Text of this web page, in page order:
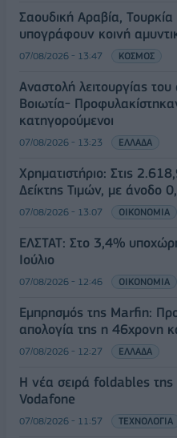
Σαουδική Αραβία, Τουρκία
υπογράφουν κοινή
07/08/2026 - 13:47 ΚΟΣΜΟΣ
Αναστολή λειτουργίας
Βοιωτία-
κατηγορούμενοι
07/08/2026 - 13:23 ΕΛΛΑΔΑ
Χρηματιστήριο: Στις
Δείκτης Τιμών, με άνοδο
07/08/2026 - 13:07 ΟΙΚΟΝΟΜΙΑ
ΕΛΣΤΑΤ: Στο 3,4%
Ιούλιο
07/08/2026 - 12:46 ΟΙΚΟΝΟΜΙΑ
Εμπρησμός της Marfin:
απολογία της η 46χρονη
07/08/2026 - 12:27 ΕΛΛΑΔΑ
Η νέα σειρά foldables της
Vodafone
07/08/2026 - 11:57 ΤΕΧΝΟΛΟΓΙΑ